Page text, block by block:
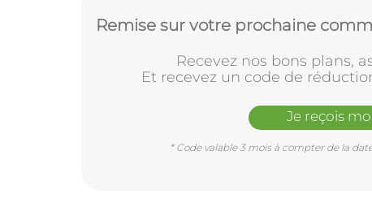
Remise sur votre prochaine
Recevez nos bons plans,
Et recevez un code de
Je reçois
* Code valable 3 mois à compter de la